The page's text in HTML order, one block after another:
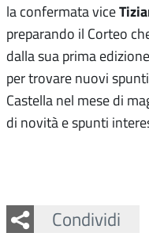
la confermata vice
preparando il Corteo
dalla sua prima
per trovare nuovi
Castella nel mese di
di novità e spunti
Condividi
Facebook
Twitter
Whatsapp